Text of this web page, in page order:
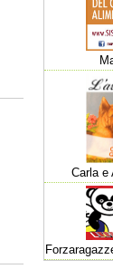
Carla e